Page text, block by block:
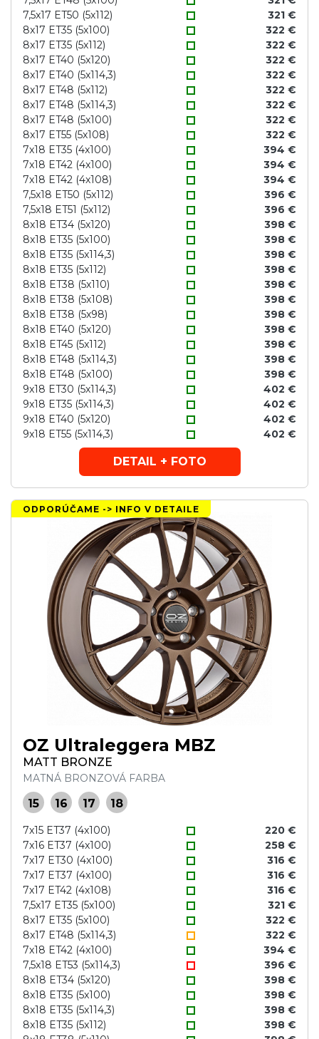
7,5x17 ET50 (5x112)
321 €
8x17 ET35 (5x100)
322 €
8x17 ET35 (5x112)
322 €
8x17 ET40 (5x120)
322 €
8x17 ET40 (5x114,3)
322 €
8x17 ET48 (5x112)
322 €
8x17 ET48 (5x114,3)
322 €
8x17 ET48 (5x100)
322 €
8x17 ET55 (5x108)
322 €
7x18 ET35 (4x100)
394 €
7x18 ET42 (4x100)
394 €
7x18 ET42 (4x108)
394 €
7,5x18 ET50 (5x112)
396 €
7,5x18 ET51 (5x112)
396 €
8x18 ET34 (5x120)
398 €
8x18 ET35 (5x100)
398 €
8x18 ET35 (5x114,3)
398 €
8x18 ET35 (5x112)
398 €
8x18 ET38 (5x110)
398 €
8x18 ET38 (5x108)
398 €
8x18 ET38 (5x98)
398 €
8x18 ET40 (5x120)
398 €
8x18 ET45 (5x112)
398 €
8x18 ET48 (5x114,3)
398 €
8x18 ET48 (5x100)
398 €
9x18 ET30 (5x114,3)
402 €
9x18 ET35 (5x114,3)
402 €
9x18 ET40 (5x120)
402 €
9x18 ET55 (5x114,3)
402 €
DETAIL + FOTO
ODPORÚČAME -> INFO V DETAILE
OZ Ultraleggera MBZ
MATT BRONZE
MATNÁ BRONZOVÁ FARBA
15 16 17 18
7x15 ET37 (4x100)
220 €
7x16 ET37 (4x100)
258 €
7x17 ET30 (4x100)
316 €
7x17 ET37 (4x100)
316 €
7x17 ET42 (4x108)
316 €
7,5x17 ET35 (5x100)
321 €
8x17 ET35 (5x100)
322 €
8x17 ET48 (5x114,3)
322 €
7x18 ET42 (4x100)
394 €
7,5x18 ET53 (5x114,3)
396 €
8x18 ET34 (5x120)
398 €
8x18 ET35 (5x100)
398 €
8x18 ET35 (5x114,3)
398 €
8x18 ET35 (5x112)
398 €